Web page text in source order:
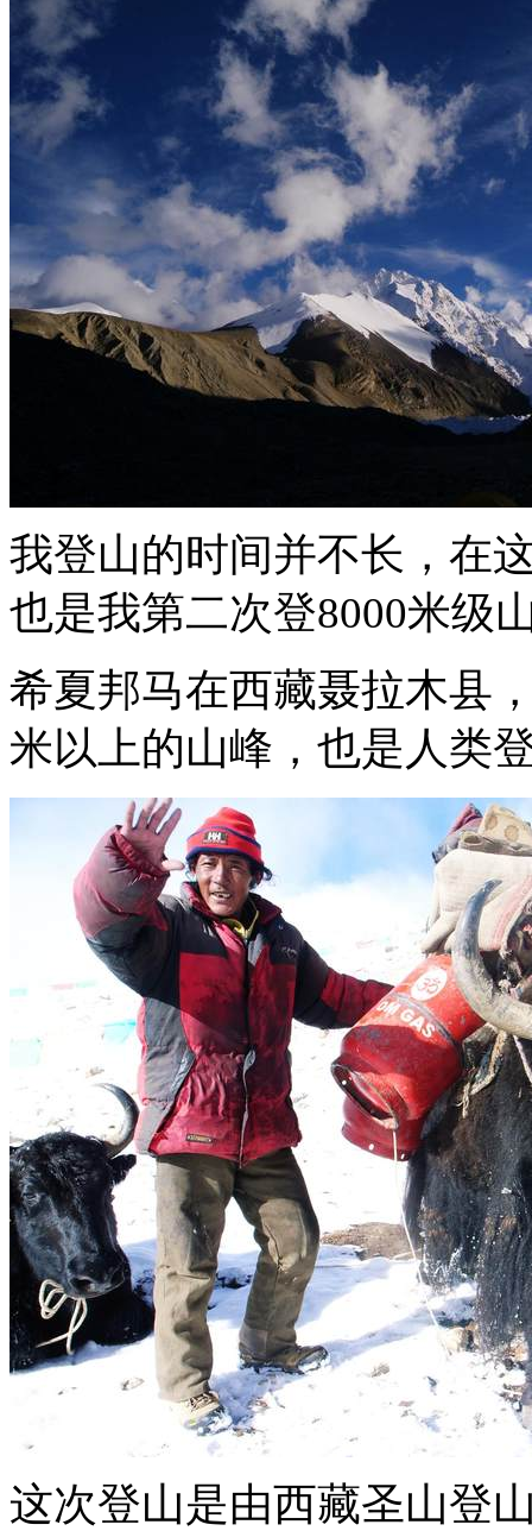
我登山的时间并不长，在
也是我第二次登8000米级
希夏邦马在西藏聂拉木县
米以上的山峰，也是人类
这次登山是由西藏圣山登